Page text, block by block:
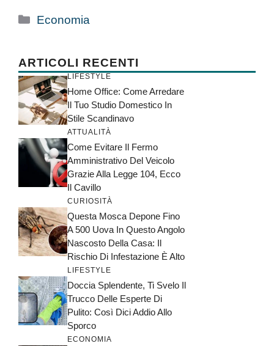
Categorie
Economia
ARTICOLI RECENTI
LIFESTYLE
Home Office: Come Arredare
Il Tuo Studio Domestico In
Stile Scandinavo
ATTUALITÀ
Come Evitare Il Fermo
Amministrativo Del Veicolo
Grazie Alla Legge 104, Ecco
Il Cavillo
CURIOSITÀ
Questa Mosca Depone Fino
A 500 Uova In Questo Angolo
Nascosto Della Casa: Il
Rischio Di Infestazione È Alto
LIFESTYLE
Doccia Splendente, Ti Svelo Il
Trucco Delle Esperte Di
Pulito: Così Dici Addio Allo
Sporco
ECONOMIA